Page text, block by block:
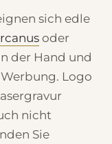
sich edle
oder
der Hand und
Logo
nicht
Sie